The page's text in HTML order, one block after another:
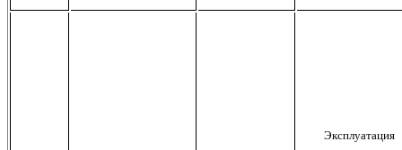
Эксплуатация